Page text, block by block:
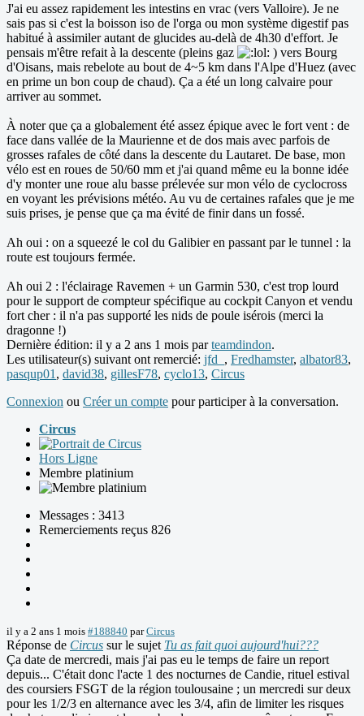
J'ai eu assez rapidement les intestins en vrac (vers Valloire). Je ne
sais pas si c'est la boisson iso de l'orga ou mon système digestif pas
habitué à assimiler autant de glucides au-delà de 4h30 d'effort. Je
pensais m'être refait à la descente (pleins gaz
) vers Bourg
d'Oisans, mais rebelote au bout de 4~5 km dans l'Alpe d'Huez (avec
en prime un bon coup de chaud). Ça a été un long calvaire pour
arriver au sommet.
À noter que ça a globalement été assez épique avec le fort vent : de
face dans vallée de la Maurienne et de dos mais avec parfois de
grosses rafales de côté dans la descente du Lautaret. De base, mon
vélo est en roues de 50/60 mm et j'ai quand même eu la bonne idée
d'y monter une roue alu basse prélevée sur mon vélo de cyclocross
en voyant les prévisions météo. Au vu de certaines rafales que je me
suis prises, je pense que ça ma évité de finir dans un fossé.
Ah oui : on a squeezé le col du Galibier en passant par le tunnel : la
route est toujours fermée.
Ah oui 2 : l'éclairage Ravemen + un Garmin 530, c'est trop lourd
pour le support de compteur spécifique au cockpit Canyon et vendu
fort cher : il n'a pas supporté les nids de poule isérois (merci la
dragonne !)
Dernière édition: il y a 2 ans 1 mois parteamdindon.
Les utilisateur(s) suivant ont remercié: jfd_ , Fredhamster, albator83,
pasqup01 , david38, gillesF78, cyclo13, Circus
Connexion ou Créer un compte pour participer à la conversation.
Circus
Hors Ligne
Membre platinium
Messages : 3413
Remerciements reçus 826
il y a 2 ans 1 mois #188840 parCircus
Réponse de Circus sur le sujet Tu as fait quoi aujourd'hui???
Ça date de mercredi, mais j'ai pas eu le temps de faire un report
depuis... C'était donc l'acte 1 des nocturnes de Candie, rituel estival
des coursiers FSGT de la région toulousaine ; un mercredi sur deux
pour les 1/2/3 en alternance avec les 3/4, afin de limiter les risques